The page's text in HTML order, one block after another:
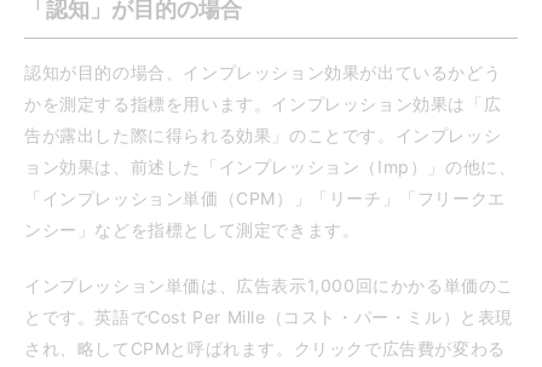
「認知」が目的の場合
認知が目的の場合、インプレッション効果が出ているかどう
かを測定する指標を用います。インプレッション効果は「広
告が露出した際に得られる効果」のことです。インプレッシ
ョン効果は、前述した「インプレッション（Imp）」の他に、
「インプレッション単価（CPM）」「リーチ」「フリークエ
ンシー」などを指標として測定できます。
インプレッション単価は、広告表示1,000回にかかる単価のこ
とです。英語でCost Per Mille（コスト・パー・ミル）と表現
され、略してCPMと呼ばれます。クリックで広告費が変わる